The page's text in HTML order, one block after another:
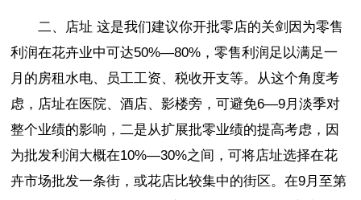
二、店址 这是我们建议你开批零店的关剑因为零售
利润在花卉业中可达50%—80%，零售利润足以满足一
月的房租水电、员工工资、税收开支等。从这个角度考
虑，店址在医院、酒店、影楼旁，可避免6—9月淡季对
整个业绩的影响，二是从扩展批零业绩的提高考虑，因
为批发利润大概在10%—30%之间，可将店址选择在花
卉市场批发一条街，或花店比较集中的街区。在9月至第